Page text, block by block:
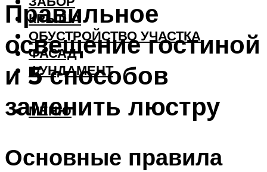
КРЫША
ОБУСТРОЙСТВО УЧАСТКА
ФАСАД
ФУНДАМЕНТ
МЕНЮ
Правильное
освещение гостиной
и 5 способов
заменить люстру
Основные правила